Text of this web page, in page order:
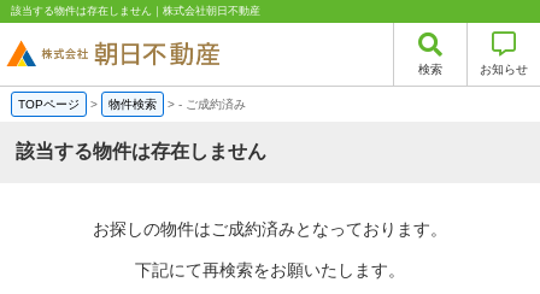
該当する物件は存在しません｜株式会社朝日不動産
検索 お知らせ
TOPページ > 物件検索 >- ご成約済み
該当する物件は存在しません
お探しの物件はご成約済みとなっております。
下記にて再検索をお願いたします。